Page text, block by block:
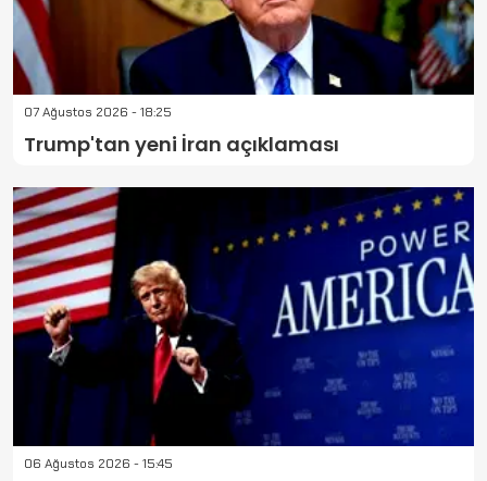
07 Ağustos 2026 - 18:25
Trump'tan yeni İran açıklaması
06 Ağustos 2026 - 15:45